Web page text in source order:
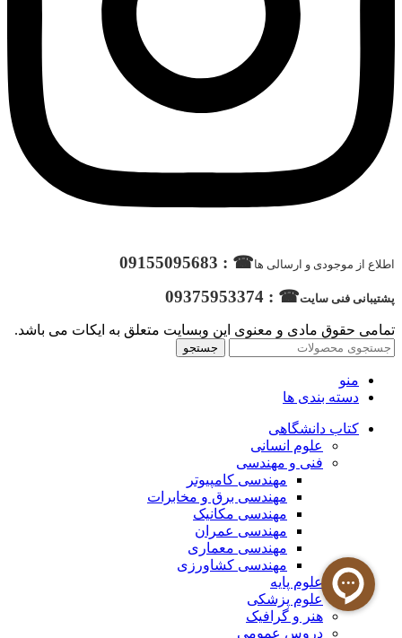
اطلاع از موجودی و ارسالی ها☎ : 09155095683
پشتیبانی فنی سایت☎ : 09375953374
تمامی حقوق مادی و معنوی این وبسایت متعلق به ایکات می باشد.
جستجو
منو
دسته بندی ها
کتاب دانشگاهی
علوم انسانی
فنی و مهندسی
مهندسی کامپیوتر
مهندسی برق و مخابرات
مهندسی مکانیک
مهندسی عمران
مهندسی معماری
مهندسی کشاورزی
علوم پایه
علوم پزشکی
هنر و گرافیک
دروس عمومی